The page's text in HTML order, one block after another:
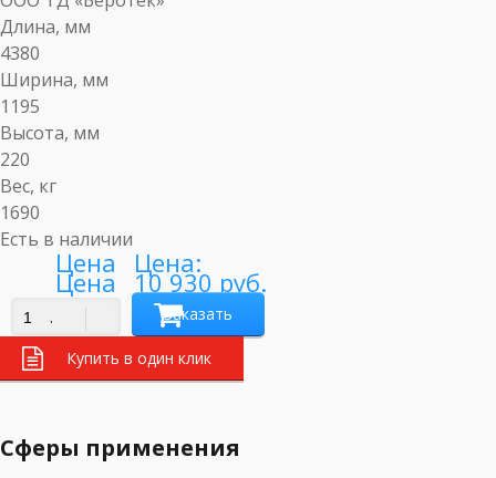
Длина, мм
4380
Ширина, мм
1195
Высота, мм
220
Вес, кг
1690
Есть в наличии
Цена:
10 930 руб.
. Заказать
Купить в один клик
Сферы применения